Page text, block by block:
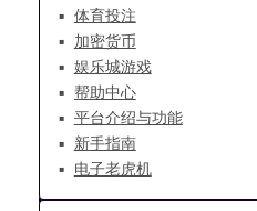
体育投注
加密货币
娱乐城游戏
帮助中心
平台介绍与功能
新手指南
电子老虎机